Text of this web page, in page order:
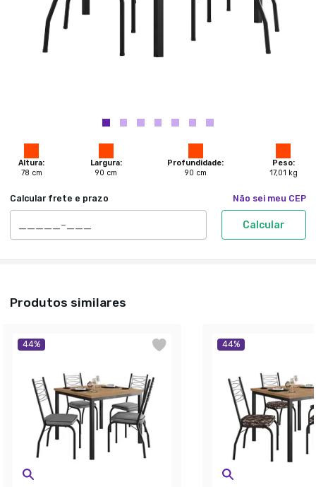
Altura:
78 cm
Largura:
90 cm
Profundidade:
90 cm
Peso:
17,01 kg
Calcular frete e prazo Não sei meu CEP
Calcular
Produtos similares
44% 44%